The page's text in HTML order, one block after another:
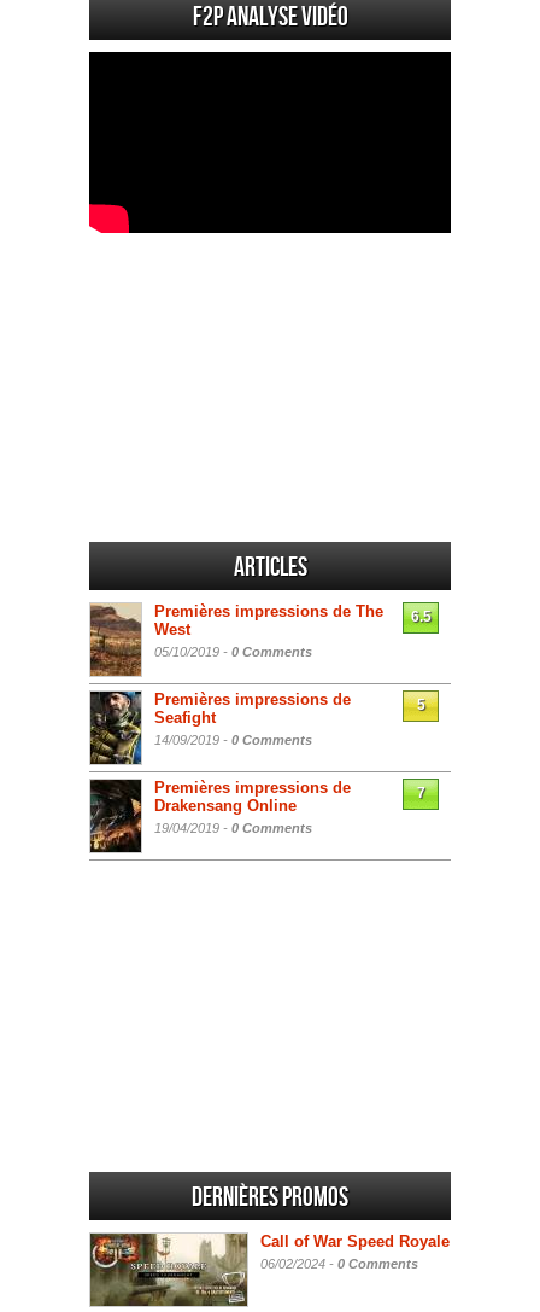
F2P Analyse vidéo
Articles
Premières impressions de The
West
05/10/2019 - 0 Comments
6.5
Premières impressions de
Seafight
14/09/2019 - 0 Comments
5
Premières impressions de
Drakensang Online
19/04/2019 - 0 Comments
7
Dernières promos
Call of War Speed Royale
06/02/2024 - 0 Comments